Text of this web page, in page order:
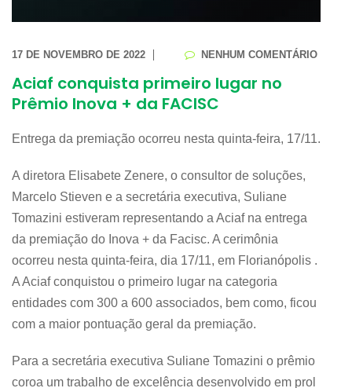
17 DE NOVEMBRO DE 2022 NENHUM COMENTÁRIO
Aciaf conquista primeiro lugar no
Prêmio Inova + da FACISC
Entrega da premiação ocorreu nesta quinta-feira, 17/11.
A diretora Elisabete Zenere, o consultor de soluções,
Marcelo Stieven e a secretária executiva, Suliane
Tomazini estiveram representando a Aciaf na entrega
da premiação do Inova + da Facisc. A cerimônia
ocorreu nesta quinta-feira, dia 17/11, em Florianópolis .
A Aciaf conquistou o primeiro lugar na categoria
entidades com 300 a 600 associados, bem como, ficou
com a maior pontuação geral da premiação.
Para a secretária executiva Suliane Tomazini o prêmio
coroa um trabalho de excelência desenvolvido em prol